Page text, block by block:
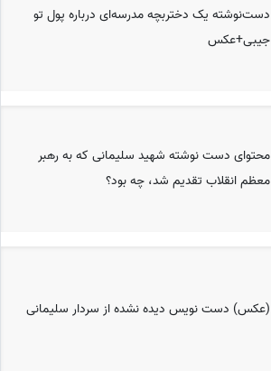
دست‌نوشته یک دختربچه مدرسه‌ای درباره پول تو
جیبی+عکس
محتوای دست نوشته شهید سلیمانی که به رهبر
معظم انقلاب تقدیم شد، چه بود؟
(عکس) دست نویس دیده نشده از سردار سلیمانی